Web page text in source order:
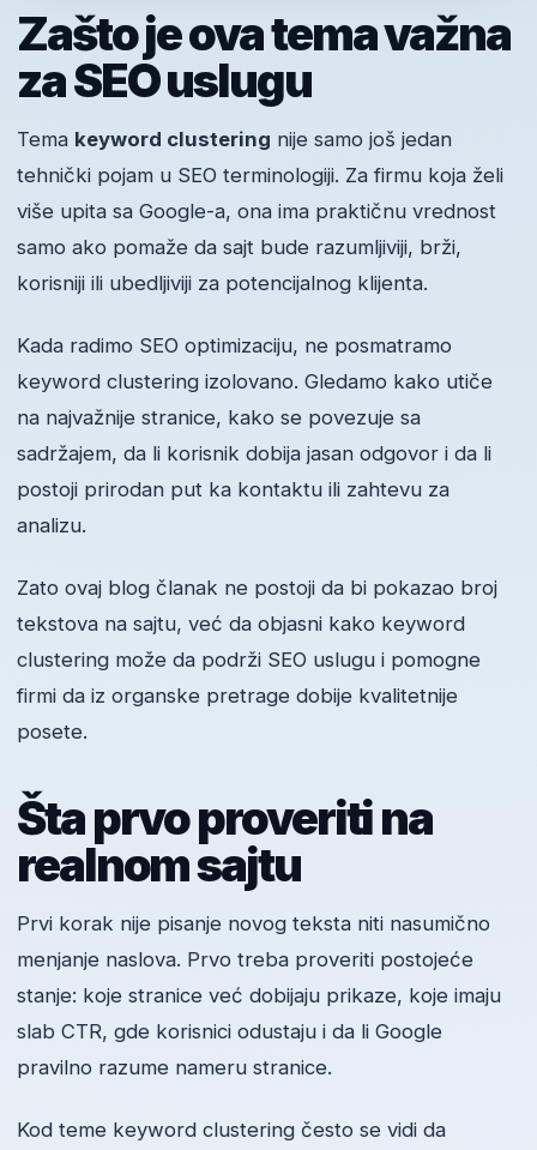
Zašto je ova tema važna
za SEO uslugu
Tema keyword clustering nije samo još jedan
tehnički pojam u SEO terminologiji. Za firmu koja želi
više upita sa Google-a, ona ima praktičnu vrednost
samo ako pomaže da sajt bude razumljiviji, brži,
korisniji ili ubedljiviji za potencijalnog klijenta.
Kada radimo SEO optimizaciju, ne posmatramo
keyword clustering izolovano. Gledamo kako utiče
na najvažnije stranice, kako se povezuje sa
sadržajem, da li korisnik dobija jasan odgovor i da li
postoji prirodan put ka kontaktu ili zahtevu za
analizu.
Zato ovaj blog članak ne postoji da bi pokazao broj
tekstova na sajtu, već da objasni kako keyword
clustering može da podrži SEO uslugu i pomogne
firmi da iz organske pretrage dobije kvalitetnije
posete.
Šta prvo proveriti na
realnom sajtu
Prvi korak nije pisanje novog teksta niti nasumično
menjanje naslova. Prvo treba proveriti postojeće
stanje: koje stranice već dobijaju prikaze, koje imaju
slab CTR, gde korisnici odustaju i da li Google
pravilno razume nameru stranice.
Kod teme keyword clustering često se vidi da